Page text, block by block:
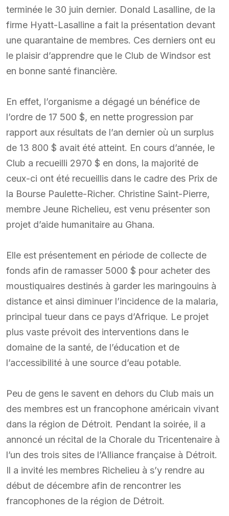
terminée le 30 juin dernier. Donald Lasalline, de la
firme Hyatt-Lasalline a fait la présentation devant
une quarantaine de membres. Ces derniers ont eu
le plaisir d’apprendre que le Club de Windsor est
en bonne santé financière.
En effet, l’organisme a dégagé un bénéfice de
l’ordre de 17 500 $, en nette progression par
rapport aux résultats de l’an dernier où un surplus
de 13 800 $ avait été atteint. En cours d’année, le
Club a recueilli 2970 $ en dons, la majorité de
ceux-ci ont été recueillis dans le cadre des Prix de
la Bourse Paulette-Richer. Christine Saint-Pierre,
membre Jeune Richelieu, est venu présenter son
projet d’aide humanitaire au Ghana.
Elle est présentement en période de collecte de
fonds afin de ramasser 5000 $ pour acheter des
moustiquaires destinés à garder les maringouins à
distance et ainsi diminuer l’incidence de la malaria,
principal tueur dans ce pays d’Afrique. Le projet
plus vaste prévoit des interventions dans le
domaine de la santé, de l’éducation et de
l’accessibilité à une source d’eau potable.
Peu de gens le savent en dehors du Club mais un
des membres est un francophone américain vivant
dans la région de Détroit. Pendant la soirée, il a
annoncé un récital de la Chorale du Tricentenaire à
l’un des trois sites de l’Alliance française à Détroit.
Il a invité les membres Richelieu à s’y rendre au
début de décembre afin de rencontrer les
francophones de la région de Détroit.